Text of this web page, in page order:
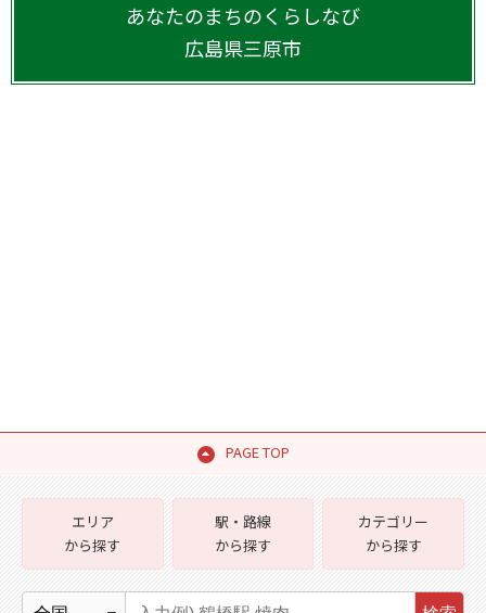
あなたのまちのくらしなび
広島県三原市
PAGE TOP
エリア
から探す
駅・路線
から探す
カテゴリー
から探す